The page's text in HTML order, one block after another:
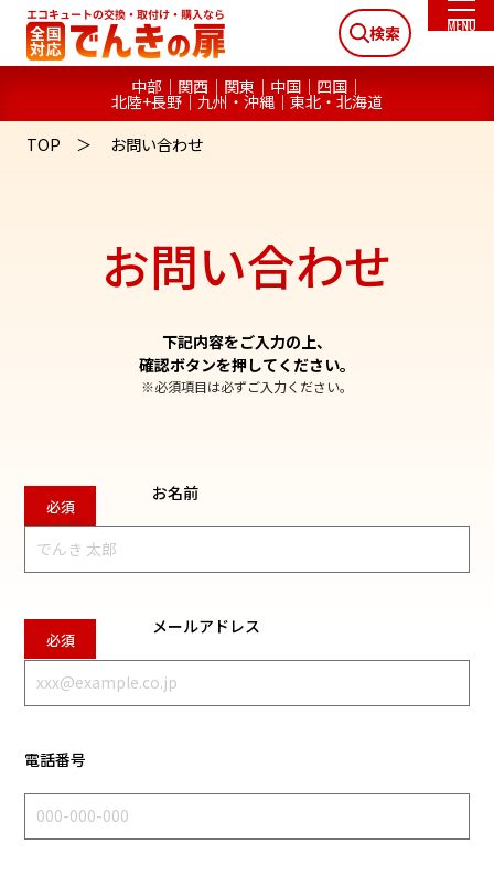
検索
中部 関西 関東 中国 四国
北陸+長野 九州・沖縄 東北・北海道
TOP お問い合わせ
お問い合わせ
下記内容をご入力の上、
確認ボタンを押してください。
※必須項目は必ずご入力ください。
お名前
メールアドレス
電話番号